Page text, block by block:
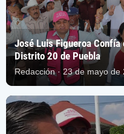
José Luis Figueroa Confía
Distrito 20 de Puebla
Redacción · 23 de mayo de